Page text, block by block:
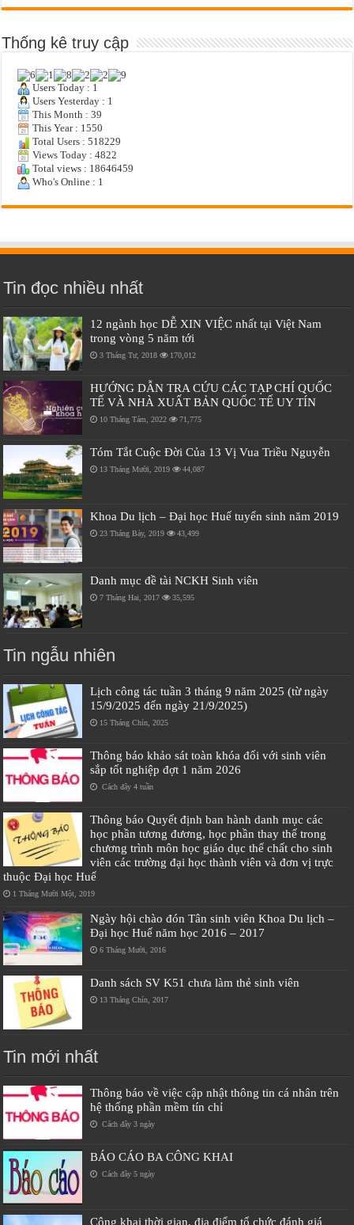
Thống kê truy cập
Users Today : 1
Users Yesterday : 1
This Month : 39
This Year : 1550
Total Users : 518229
Views Today : 4822
Total views : 18646459
Who's Online : 1
Tin đọc nhiều nhất
12 ngành học DỄ XIN VIỆC nhất tại Việt Nam
trong vòng 5 năm tới
3 Tháng Tư, 2018 170,012
HƯỚNG DẪN TRA CỨU CÁC TẠP CHÍ QUỐC
TẾ VÀ NHÀ XUẤT BẢN QUỐC TẾ UY TÍN
10 Tháng Tám, 2022 71,775
Tóm Tắt Cuộc Đời Của 13 Vị Vua Triều Nguyễn
13 Tháng Mười, 2019 44,087
Khoa Du lịch – Đại học Huế tuyển sinh năm 2019
23 Tháng Bảy, 2019 43,499
Danh mục đề tài NCKH Sinh viên
7 Tháng Hai, 2017 35,595
Tin ngẫu nhiên
Lịch công tác tuần 3 tháng 9 năm 2025 (từ ngày
15/9/2025 đến ngày 21/9/2025)
15 Tháng Chín, 2025
Thông báo khảo sát toàn khóa đối với sinh viên
sắp tốt nghiệp đợt 1 năm 2026
Cách đây 4 tuần
Thông báo Quyết định ban hành danh mục các
học phần tương đương, học phần thay thế trong
chương trình môn học giáo dục thể chất cho sinh
viên các trường đại học thành viên và đơn vị trực
thuộc Đại học Huế
1 Tháng Mười Một, 2019
Ngày hội chào đón Tân sinh viên Khoa Du lịch –
Đại học Huế năm học 2016 – 2017
6 Tháng Mười, 2016
Danh sách SV K51 chưa làm thẻ sinh viên
13 Tháng Chín, 2017
Tin mới nhất
Thông báo về việc cập nhật thông tin cá nhân trên
hệ thống phần mềm tín chỉ
Cách đây 3 ngày
BÁO CÁO BA CÔNG KHAI
Cách đây 5 ngày
Công khai thời gian, địa điểm tổ chức đánh giá